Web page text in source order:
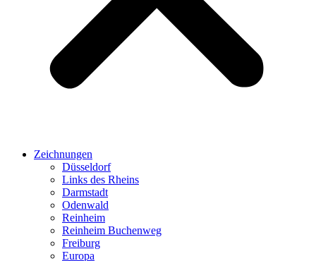
Zeichnungen
Düsseldorf
Links des Rheins
Darmstadt
Odenwald
Reinheim
Reinheim Buchenweg
Freiburg
Europa